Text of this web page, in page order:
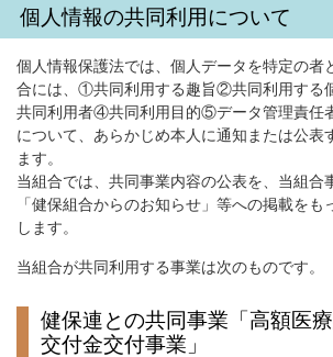
個人情報の共同利用について
個人情報保護法では、個人データを特定の者
合には、①共同利用する趣旨②共同利用する
共同利用者④共同利用目的⑤データ管理責任
について、あらかじめ本人に通知または公表
ます。
当組合では、共同事業内容の公表を、当組合
「健保組合からのお知らせ」等への掲載をも
します。
当組合が共同利用する事業は次のものです。
健保連との共同事業「高額医
交付金交付事業」